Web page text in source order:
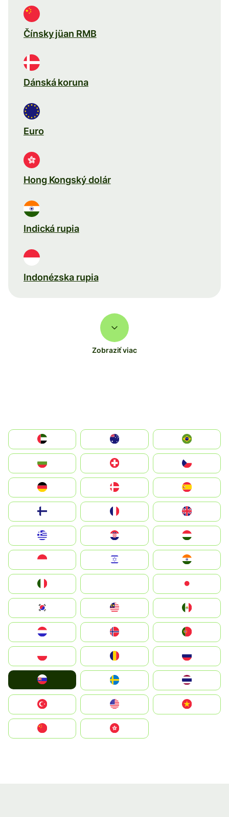
Čínsky jüan RMB
Dánská koruna
Euro
Hong Kongský dolár
Indická rupia
Indonézska rupia
Zobraziť viac
الإمارات العربية المتحدة
Switzerland
Deutschland
United Kingdom
Magyarország
South Korea
United States
中國香港特別行政區